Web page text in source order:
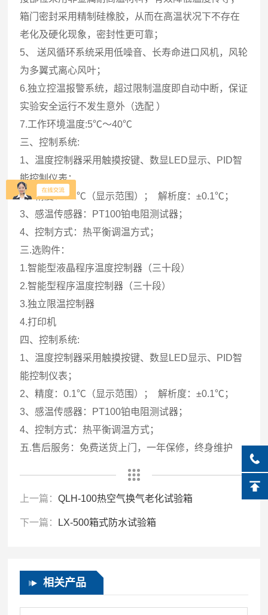
箱门密封采用精制硅橡胶，从而在高温状况下不存在
老化及硬化现象，密封性更可靠；
5、 送风循环系统采用低噪音、长寿命进口风机，风轮
为多翼式离心风叶；
6.独立控温报警系统，超过限制温度即自动中断，保证
实验安全运行不发生意外（选配 ）
7.工作环境温度:5℃～40℃
三、控制系统:
1、温度控制器采用触摸按键、数显LED显示、PID智
能控制仪表；
2、精度：0.1℃（显示范围）； 解析度：±0.1℃；
3、感温传感器：PT100铂电阻测试器；
4、控制方式：热平衡调温方式；
三.选购件：
1.智能型液晶程序温度控制器（三十段）
2.智能型程序温度控制器（三十段）
3.独立限温控制器
4.打印机
四、控制系统:
1、温度控制器采用触摸按键、数显LED显示、PID智
能控制仪表；
2、精度：0.1℃（显示范围）； 解析度：±0.1℃；
3、感温传感器：PT100铂电阻测试器；
4、控制方式：热平衡调温方式；
五.售后服务：免费送货上门，一年保修，终身维护
上一篇：QLH-100热空气换气老化试验箱
下一篇： LX-500箱式防水试验箱
相关产品